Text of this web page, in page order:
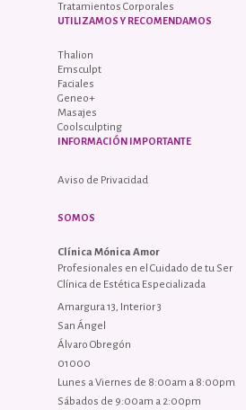
Tratamientos Corporales
UTILIZAMOS Y RECOMENDAMOS
Thalion
Emsculpt
Faciales
Geneo+
Masajes
Coolsculpting
INFORMACIÓN IMPORTANTE
Aviso de Privacidad
SOMOS
Clínica Mónica Amor
Profesionales en el Cuidado de tu Ser
Clínica de Estética Especializada
Amargura 13, Interior 3
San Ángel
Álvaro Obregón
01000
Lunes a Viernes de 8:00am a 8:00pm
Sábados de 9:00am a 2:00pm